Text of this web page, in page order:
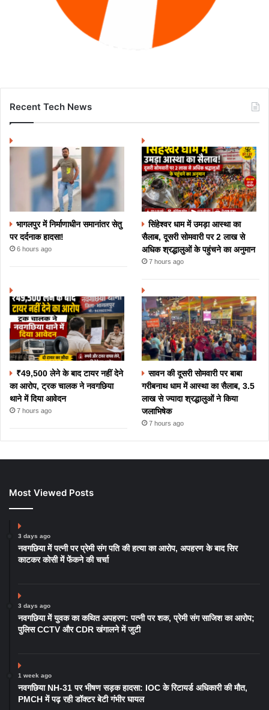
Recent Tech News
भागलपुर में निर्माणाधीन समानांतर सेतु
पर दर्दनाक हादसा!
6 hours ago
सिंहेश्वर धाम में उमड़ा आस्था का
सैलाब, दूसरी सोमवारी पर 2 लाख से
अधिक श्रद्धालुओं के पहुंचने का अनुमान
7 hours ago
₹49,500 लेने के बाद टायर नहीं देने
का आरोप, ट्रक चालक ने नवगछिया
थाने में दिया आवेदन
7 hours ago
सावन की दूसरी सोमवारी पर बाबा
गरीबनाथ धाम में आस्था का सैलाब, 3.5
लाख से ज्यादा श्रद्धालुओं ने किया
जलाभिषेक
7 hours ago
Most Viewed Posts
3 days ago
नवगछिया में पत्नी पर प्रेमी संग पति की हत्या का आरोप, अपहरण के बाद सिर
काटकर कोसी में फेंकने की चर्चा
3 days ago
नवगछिया में युवक का कथित अपहरण: पत्नी पर शक, प्रेमी संग साजिश का आरोप;
पुलिस CCTV और CDR खंगालने में जुटी
1 week ago
नवगछिया NH-31 पर भीषण सड़क हादसा: IOC के रिटायर्ड अधिकारी की मौत,
PMCH में पढ़ रही डॉक्टर बेटी गंभीर घायल